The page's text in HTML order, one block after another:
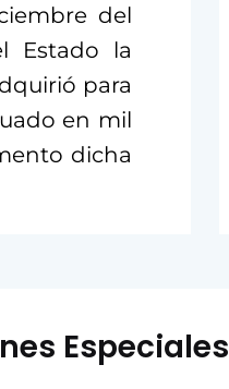
del
Estado la
para
en mil
dicha
Especiales